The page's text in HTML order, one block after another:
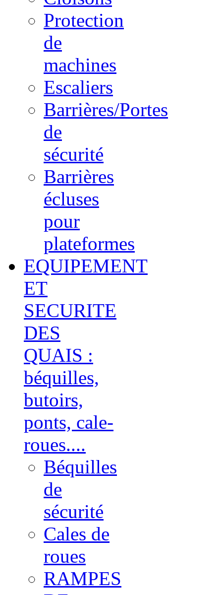
Protection
de
machines
Escaliers
Barrières/Portes
de
sécurité
Barrières
écluses
pour
plateformes
EQUIPEMENT
ET
SECURITE
DES
QUAIS :
béquilles,
butoirs,
ponts, cale-
roues....
Béquilles
de
sécurité
Cales de
roues
RAMPES